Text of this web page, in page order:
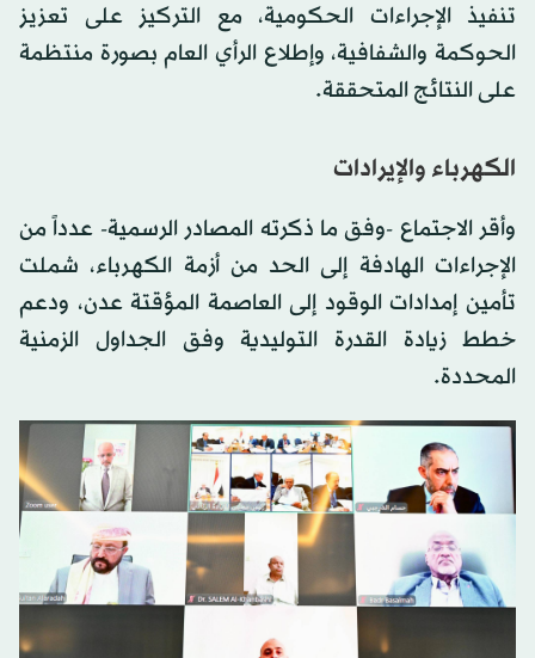
تنفيذ الإجراءات الحكومية، مع التركيز على تعزيز
الحوكمة والشفافية، وإطلاع الرأي العام بصورة منتظمة
على النتائج المتحققة.
الكهرباء والإيرادات
وأقر الاجتماع -وفق ما ذكرته المصادر الرسمية- عدداً من
الإجراءات الهادفة إلى الحد من أزمة الكهرباء، شملت
تأمين إمدادات الوقود إلى العاصمة المؤقتة عدن، ودعم
خطط زيادة القدرة التوليدية وفق الجداول الزمنية
المحددة.